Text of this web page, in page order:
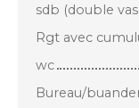
sdb (double
Rgt avec
wc
Bureau/